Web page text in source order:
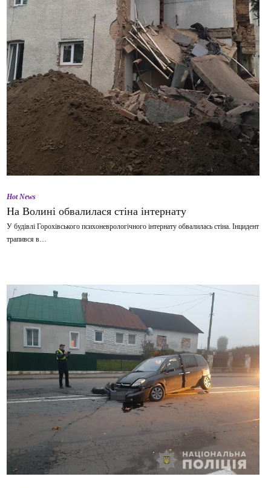
Hot News
На Волині обвалилася стіна інтернату
У будівлі Горохівського психоневрологічного інтернату обвалилась стіна. Інцидент
трапився в…